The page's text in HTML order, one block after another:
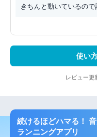
きちんと動いているの
使い
レビュー更
続けるほどハマる！
ランニングアプリ